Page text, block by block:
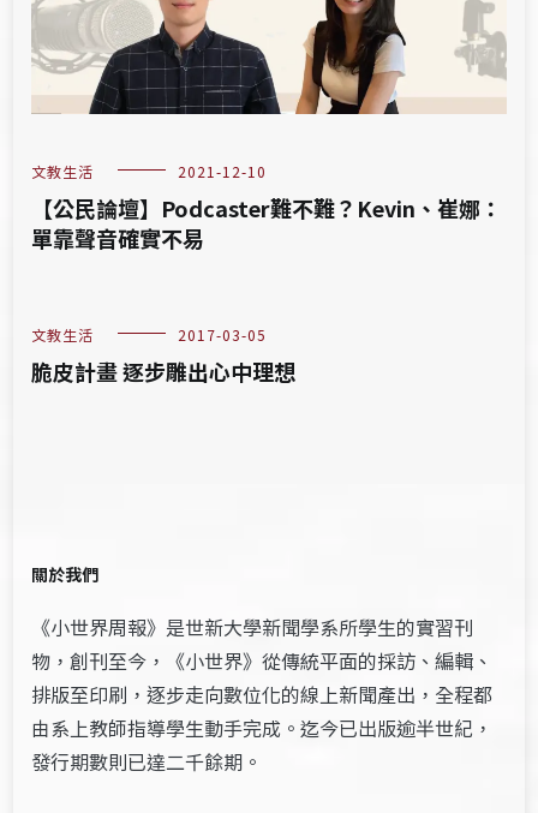
文教生活 2021-12-10
【公民論壇】Podcaster難不難？Kevin、崔娜：
單靠聲音確實不易
文教生活 2017-03-05
脆皮計畫 逐步雕出心中理想
關於我們
《小世界周報》是世新大學新聞學系所學生的實習刊
物，創刊至今，《小世界》從傳統平面的採訪、編輯、
排版至印刷，逐步走向數位化的線上新聞產出，全程都
由系上教師指導學生動手完成。迄今已出版逾半世紀，
發行期數則已達二千餘期。